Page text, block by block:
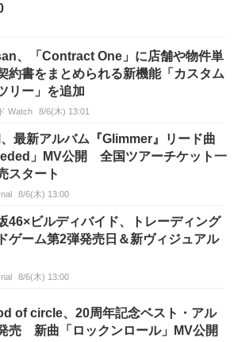
、「Contract One」に店舗や物件単
約書をまとめられる新機能「カスタム
リー」を追加
Watch 8/6(木) 13:01
最新アルバム『Glimmer』リード曲
」MV公開 全国ツアーチケット一
スタート
8/6(木) 13:00
46×ビルディバイド、トレーディング
ゲーム第2弾発売日＆新ヴィジュアル
8/6(木) 13:00
of circle、20周年記念ベスト・アル
売 新曲「ロックンロール」MV公開